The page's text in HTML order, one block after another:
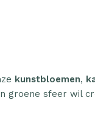
kunstbloemen,
groene sfeer wil